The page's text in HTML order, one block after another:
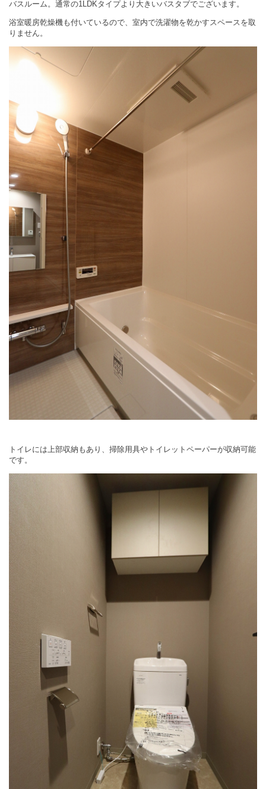
バスルーム。通常の1LDKタイプより大きいバスタブでございます。
浴室暖房乾燥機も付いているので、室内で洗濯物を乾かすスペースを取
りません。
トイレには上部収納もあり、掃除用具やトイレットペーパーが収納可能
です。